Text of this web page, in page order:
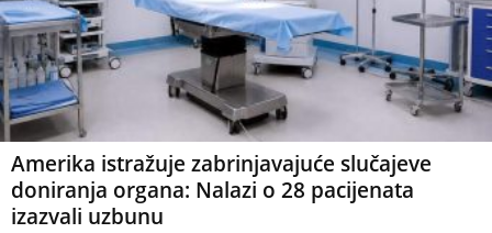
Amerika istražuje zabrinjavajuće slučajeve
doniranja organa: Nalazi o 28 pacijenata
izazvali uzbunu